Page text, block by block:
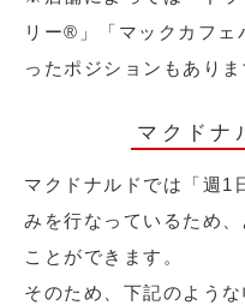
リー®︎」「マックカフェ
ったポジションもありま
マクドナ
マクドナルドでは「週1
みを行なっているため
ことができます。
そのため、下記のよう